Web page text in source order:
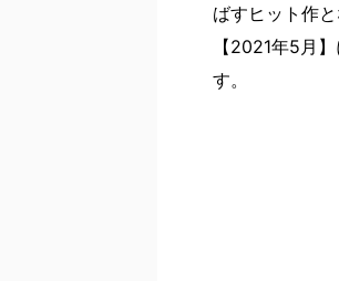
ばすヒット作
【2021年5月
す。